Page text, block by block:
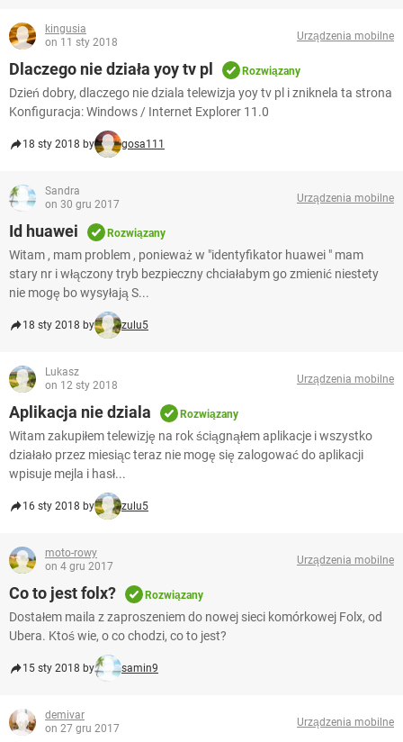
kingusia
on 11 sty 2018
Urządzenia mobilne
Dlaczego nie działa yoy tv pl Rozwiązany
Dzień dobry, dlaczego nie dziala telewizja yoy tv pl i zniknela ta strona
Konfiguracja: Windows / Internet Explorer 11.0
18 sty 2018 by gosa111
Sandra
on 30 gru 2017
Urządzenia mobilne
Id huawei Rozwiązany
Witam , mam problem , ponieważ w "identyfikator huawei " mam
stary nr i włączony tryb bezpieczny chciałabym go zmienić niestety
nie mogę bo wysyłają S...
18 sty 2018 by zulu5
Lukasz
on 12 sty 2018
Urządzenia mobilne
Aplikacja nie dziala Rozwiązany
Witam zakupiłem telewizję na rok ściągnąłem aplikacje i wszystko
działało przez miesiąc teraz nie mogę się zalogować do aplikacji
wpisuje mejla i hasł...
16 sty 2018 by zulu5
moto-rowy
on 4 gru 2017
Urządzenia mobilne
Co to jest folx? Rozwiązany
Dostałem maila z zaproszeniem do nowej sieci komórkowej Folx, od
Ubera. Ktoś wie, o co chodzi, co to jest?
15 sty 2018 by samin9
demivar
on 27 gru 2017
Urządzenia mobilne